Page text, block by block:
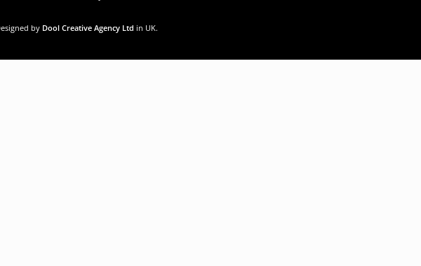
by Dool Creative Agency Ltd in UK.